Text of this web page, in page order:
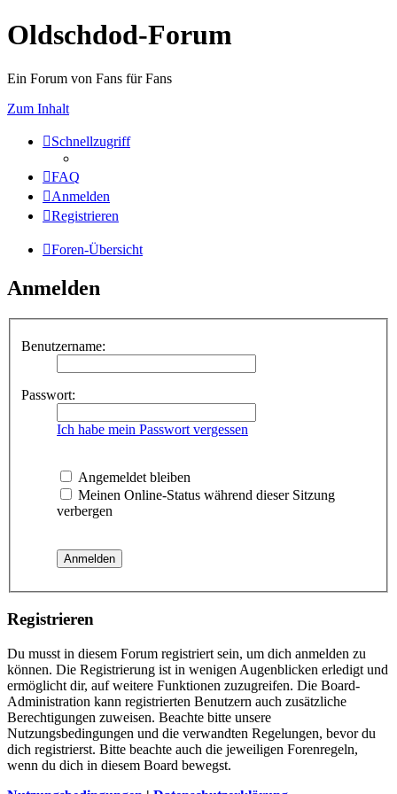
Oldschdod-Forum
Ein Forum von Fans für Fans
Zum Inhalt
Schnellzugriff
FAQ
Anmelden
Registrieren
Foren-Übersicht
Anmelden
Benutzername:
Passwort:
Ich habe mein Passwort vergessen
Angemeldet bleiben
Meinen Online-Status während dieser Sitzung
verbergen
Registrieren
Du musst in diesem Forum registriert sein, um dich anmelden zu
können. Die Registrierung ist in wenigen Augenblicken erledigt und
ermöglicht dir, auf weitere Funktionen zuzugreifen. Die Board-
Administration kann registrierten Benutzern auch zusätzliche
Berechtigungen zuweisen. Beachte bitte unsere
Nutzungsbedingungen und die verwandten Regelungen, bevor du
dich registrierst. Bitte beachte auch die jeweiligen Forenregeln,
wenn du dich in diesem Board bewegst.